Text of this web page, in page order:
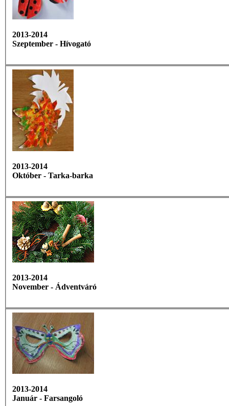
2013-2014
Szeptember - Hívogató
2013-2014
Október - Tarka-barka
2013-2014
November - Ádventváró
2013-2014
Január - Farsangoló